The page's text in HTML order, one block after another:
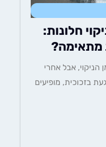
אבל אחרי
מופיעים